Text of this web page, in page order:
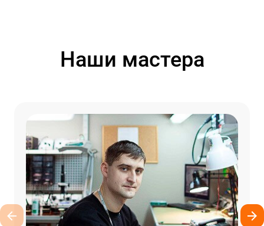
Наши мастера